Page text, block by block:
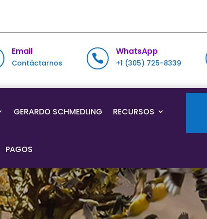
Email
Contáctarnos 
WhatsApp
+1 (305) 725-8339
GERARDO SCHMEDLING RECURSOS
PAGOS